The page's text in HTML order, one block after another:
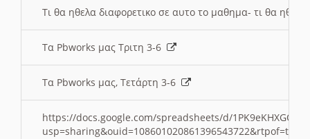
Τι θα ηθελα διαφορετικο σε αυτο το μαθημα- τι θα
Τα Pbworks μας Τριτη 3-6
Τα Pbworks μας, Τετάρτη 3-6
https://docs.google.com/spreadsheets/d/